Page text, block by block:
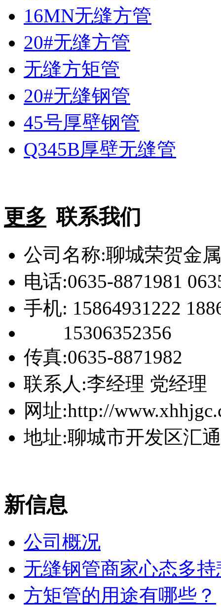
16MN无缝方管
20#无缝方管
无缝方矩管
20#无缝钢管
45号厚壁钢管
Q345B厚壁无缝管
更多 联系我们
公司名称:聊城荣贺金
电话:0635-8871981
手机: 15864931222
15306352356
传真:0635-8871982
联系人:李经理 党经理
网址:http://
地址:聊城市开发区汇
新信息
公司概况
无缝钢管商家心态多持
方矩管的用途有哪些？